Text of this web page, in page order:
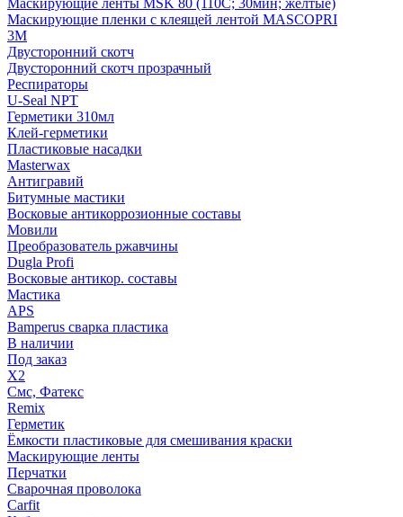
Маскирующие ленты MSK 80 (110С; 30мин; желтые)
Маскирующие пленки с клеящей лентой MASCOPRI
3M
Двусторонний скотч
Двусторонний скотч прозрачный
Респираторы
U-Seal NPT
Герметики 310мл
Клей-герметики
Пластиковые насадки
Masterwax
Антигравий
Битумные мастики
Восковые антикоррозионные составы
Мовили
Преобразователь ржавчины
Dugla Profi
Восковые антикор. составы
Мастика
APS
Bamperus сварка пластика
В наличии
Под заказ
X2
Смс, Фатекс
Remix
Герметик
Ёмкости пластиковые для смешивания краски
Маскирующие ленты
Перчатки
Сварочная проволока
Carfit